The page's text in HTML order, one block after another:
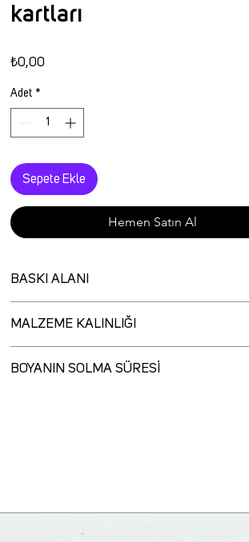
kartları
₺0,00
Adet *
Sepete Ekle
Hemen Satın Al
BASKI ALANI
MALZEME KALINLIĞI
BOYANIN SOLMA SÜRESİ